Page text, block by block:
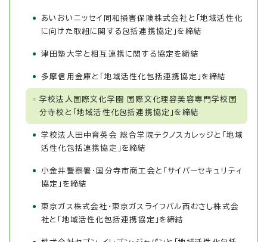
あいおいニッセイ同和損害保険株式会社と「地域活性化
に向けた取組に関する包括連携協定」を締結
津田塾大学と相互連携に関する協定を締結
多摩信用金庫と「地域活性化包括連携協定」を締結
学校法人国際文化学園 国際文化理容美容専門学校国
分寺校と「地域活性化包括連携協定」を締結
学校法人田中育英会 総合学院テクノスカレッジと「地域
活性化包括連携協定」を締結
小金井警察署・国分寺市商工会と「サイバーセキュリティ
協定」を締結
東京ガス株式会社・東京ガスライフバル西むさし株式会
社と「地域活性化包括連携協定」を締結